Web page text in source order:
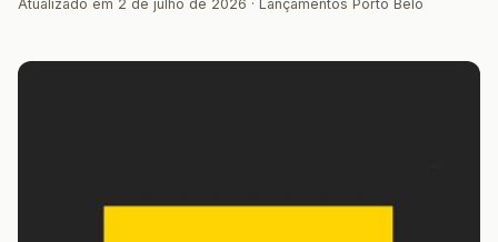
Atualizado em 2 de julho de 2026 · Lançamentos Porto Belo